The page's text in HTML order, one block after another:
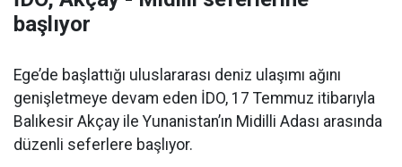
başlıyor
Ege’de başlattığı uluslararası deniz ulaşımı ağını
genişletmeye devam eden İDO, 17 Temmuz itibarıyla
Balıkesir Akçay ile Yunanistan’ın Midilli Adası arasında
düzenli seferlere başlıyor.